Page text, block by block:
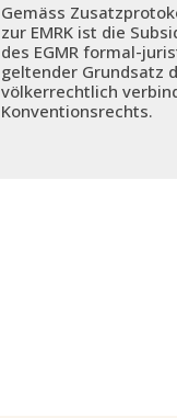
Gemäss
zur EMRK ist die
des EGMR formal-
geltender Grundsatz
völkerrechtlich
Konventionsrechts.